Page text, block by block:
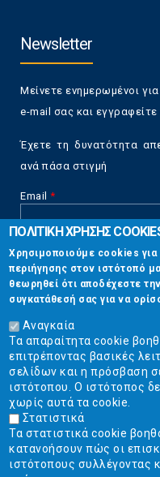
Newsletter
Μείνετε ενημερωμένοι
e-mail σας και
Έχετε τη δυνατότητα
ανά πάσα στιγμή
Email *
CAPTCHA
This
question is
for testing
whether or
not you are a
human visitor
and to
prevent
automated
spam
submissions.
5+2
Επικοινωνία
Στουρνάρη 17, Αθήνα
2103304444
info@ekpizo.gr
www.ekpizo.gr
Δευ - Πεμ:10:00 πμ -
Σάβ - Κυρ: Κλειστά
ΠΟΛΙΤΙΚΗ ΧΡΗΣΗΣ
Χρησιμοποιούμε cookies
περιήγησης στον ιστότοπό
θεωρηθεί ότι αποδέχεστε
συγκατάθεσή σας για να
Αναγκαία
Τα απαραίτητα cookie
επιτρέποντας βασικές
σελίδων και η πρόσβαση
ιστότοπου. Ο ιστότοπος
χωρίς αυτά τα cookie.
Στατιστικά
Τα στατιστικά cookie
κατανοήσουν πώς οι
ιστότοπους συλλέγοντας